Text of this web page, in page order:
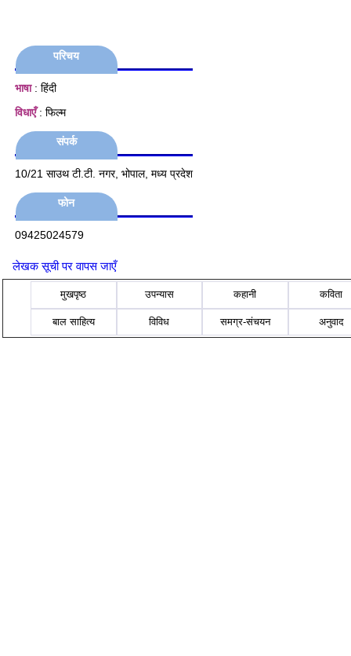
परिचय
भाषा: हिंदी
विधाएँ: फिल्म
संपर्क
10/21 साउथ टी.टी. नगर, भोपाल, मध्य प्रदेश
फोन
09425024579
लेखक सूची पर वापस जाएँ
मुखपृष्ठ उपन्यास कहानी कविता
बाल साहित्य विविध समग्र-संचयन अनुवाद